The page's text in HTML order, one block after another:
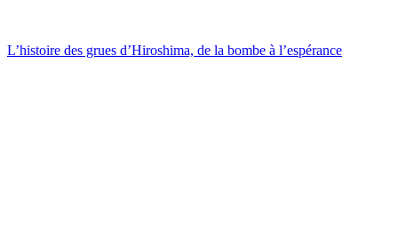
L’histoire des grues d’Hiroshima, de la bombe à l’espérance